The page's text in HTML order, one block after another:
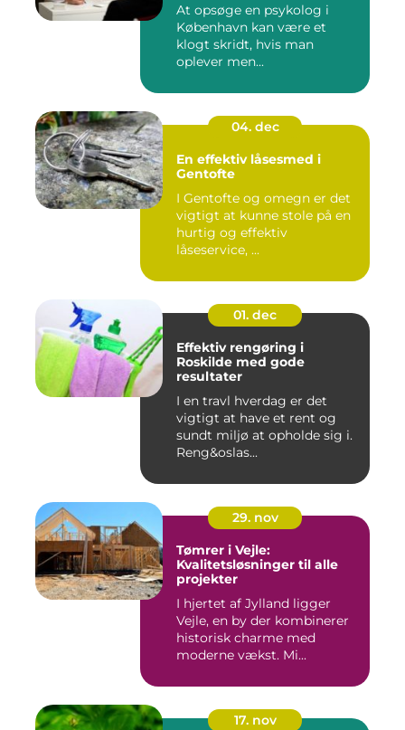
At opsøge en psykolog i
København kan være et
klogt skridt, hvis man
oplever men...
04. dec
En effektiv låsesmed i
Gentofte
I Gentofte og omegn er det
vigtigt at kunne stole på en
hurtig og effektiv
låseservice, ...
01. dec
Effektiv rengøring i
Roskilde med gode
resultater
I en travl hverdag er det
vigtigt at have et rent og
sundt miljø at opholde sig i.
Reng&oslas...
29. nov
Tømrer i Vejle:
Kvalitetsløsninger til alle
projekter
I hjertet af Jylland ligger
Vejle, en by der kombinerer
historisk charme med
moderne vækst. Mi...
17. nov